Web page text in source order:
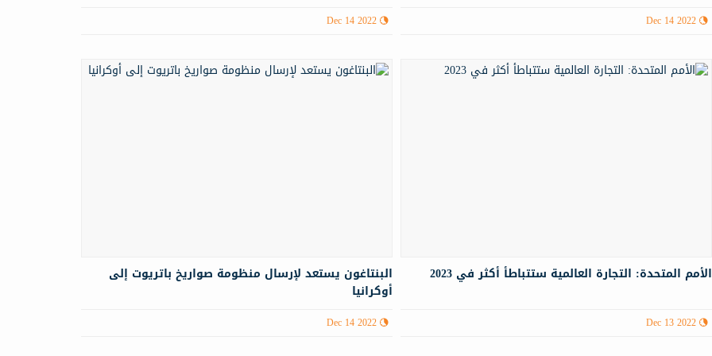
Dec 14 2022 Dec 14 2022
البنتاغون يستعد لإرسال منظومة صواريخ باتريوت إلى
أوكرانيا
Dec 14 2022
الأمم المتحدة: التجارة العالمية ستتباطأ أكثر في 2023
Dec 13 2022